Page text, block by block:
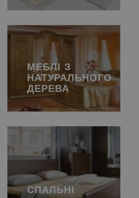
МЕБЛІ З
НАТУРАЛЬНОГО
ДЕРЕВА
СПАЛЬНІ